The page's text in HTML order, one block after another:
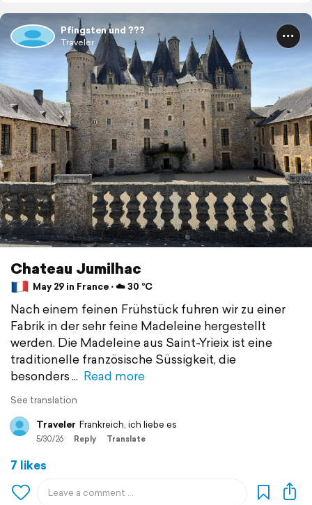
Pfingsten und ???
Traveler
Chateau Jumilhac
May 29 in France ⋅ ☁️ 30 °C
Nach einem feinen Frühstück fuhren wir zu einer
Fabrik in der sehr feine Madeleine hergestellt
werden. Die Madeleine aus Saint-Yrieix ist eine
traditionelle französische Süssigkeit, die
besonders
Read more
See translation
Traveler Frankreich, ich liebe es
5/30/26 Reply Translate
7 likes